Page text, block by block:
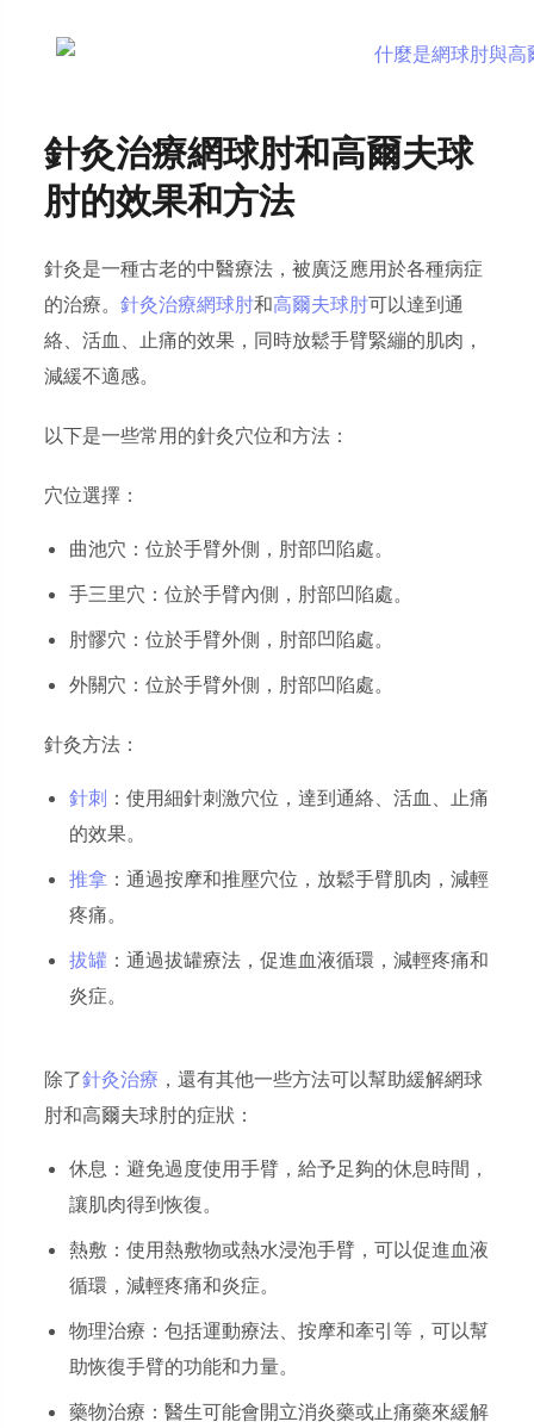
針灸治療網球肘和高爾夫球
肘的效果和方法
針灸是一種古老的中醫療法，被廣泛應用於各種病症
的治療。針灸治療網球肘和高爾夫球肘可以達到通
絡、活血、止痛的效果，同時放鬆手臂緊繃的肌肉，
減緩不適感。
以下是一些常用的針灸穴位和方法：
穴位選擇：
曲池穴：位於手臂外側，肘部凹陷處。
手三里穴：位於手臂內側，肘部凹陷處。
肘髎穴：位於手臂外側，肘部凹陷處。
外關穴：位於手臂外側，肘部凹陷處。
針灸方法：
針刺 ：使用細針刺激穴位，達到通絡、活血、止痛
的效果。
推拿 ：通過按摩和推壓穴位，放鬆手臂肌肉，減輕
疼痛。
拔罐 ：通過拔罐療法，促進血液循環，減輕疼痛和
炎症。
除了針灸治療 ，還有其他一些方法可以幫助緩解網球
肘和高爾夫球肘的症狀：
休息：避免過度使用手臂，給予足夠的休息時間，
讓肌肉得到恢復。
熱敷：使用熱敷物或熱水浸泡手臂，可以促進血液
循環，減輕疼痛和炎症。
物理治療：包括運動療法、按摩和牽引等，可以幫
助恢復手臂的功能和力量。
藥物治療：醫生可能會開立消炎藥或止痛藥來緩解